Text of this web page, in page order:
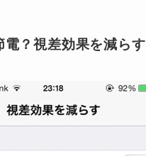
電？視差効果を減らす